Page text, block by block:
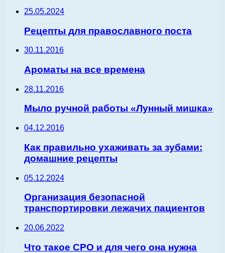
25.05.2024
Рецепты для православного поста
30.11.2016
Ароматы на все времена
28.11.2016
Мыло ручной работы «Лунный мишка»
04.12.2016
Как правильно ухаживать за зубами:
домашние рецепты
05.12.2024
Организация безопасной
транспортировки лежачих пациентов
20.06.2022
Что такое СРО и для чего она нужна